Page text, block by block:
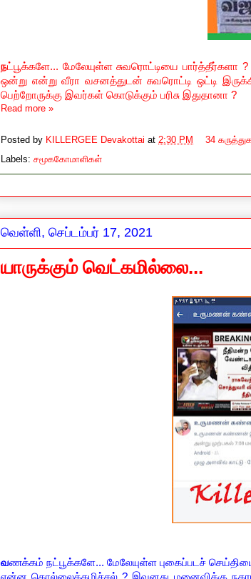
நட்பூக்களே... மேலேயுள்ள சுவரொட்டியை பார்த்தீர்களா ?
ஒன்று என்று வீரா வசனத்துடன் சுவரொட்டி ஒட்டி
பெற்றோருக்கு இவர்கள் கொடுக்கும் பரிசு இதுதானா ?
Read more »
Posted by KILLERGEE Devakottai at 2:30 PM
34
Labels: சமூககோமாளிகள்
வெள்ளி, செப்டம்பர் 17, 2021
யாருக்கும் வெட்கமில்லை...
வணக்கம் நட்பூக்களே... மேலேயுள்ள புகைப்படச்
என்ன கொல்லைக்கழிச்சல் ? இவனது மனைவிக்கு